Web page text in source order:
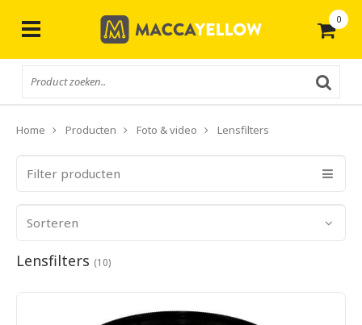
0
Home Producten Foto & video Lensfilters
Filter producten
Sorteren
Lensfilters (10)